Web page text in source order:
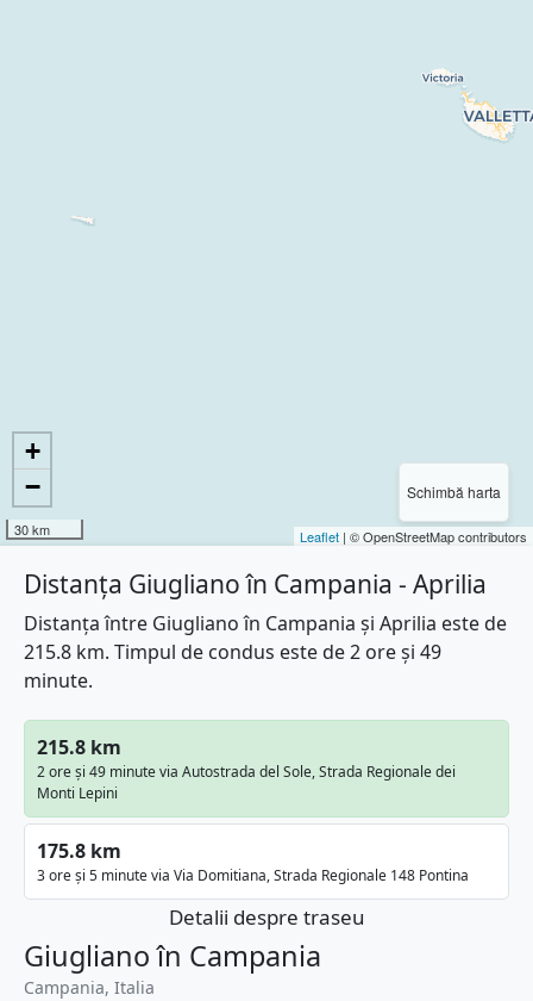
Schimbă harta
+
−
30 km Leaflet | © OpenStreetMap contributors
Distanța Giugliano în Campania - Aprilia
Distanța între Giugliano în Campania și Aprilia este de
215.8 km. Timpul de condus este de 2 ore și 49
minute.
215.8 km
2 ore și 49 minute via Autostrada del Sole, Strada Regionale dei
Monti Lepini
175.8 km
3 ore și 5 minute via Via Domitiana, Strada Regionale 148 Pontina
Detalii despre traseu
Giugliano în Campania
Campania, Italia